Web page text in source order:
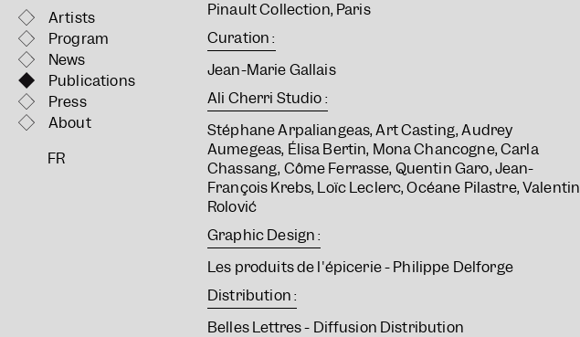
Artists
Program
News
Publications
Press
About
FR
Pinault Collection, Paris
Curation :
Jean-Marie Gallais
Ali Cherri Studio :
Stéphane Arpaliangeas, Art Casting, Audrey
Aumegeas, Élisa Bertin, Mona Chancogne, Carla
Chassang, Côme Ferrasse, Quentin Garo, Jean-
François Krebs, Loïc Leclerc, Océane Pilastre, Valentin
Rolović
Graphic Design :
Les produits de l'épicerie - Philippe Delforge
Distribution :
Belles Lettres - Diffusion Distribution